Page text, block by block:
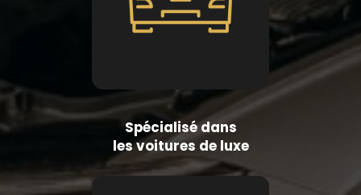
Spécialisé dans
les voitures de luxe